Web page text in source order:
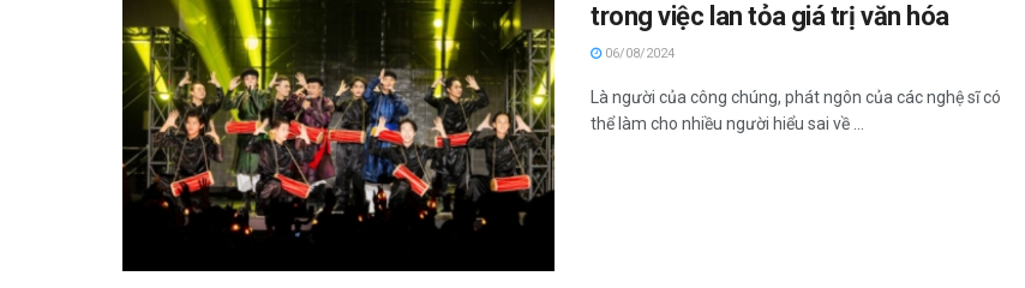
trong việc lan tỏa giá trị văn hóa
06/08/2024
Là người của công chúng, phát ngôn của các nghệ sĩ có
thể làm cho nhiều người hiểu sai về ...